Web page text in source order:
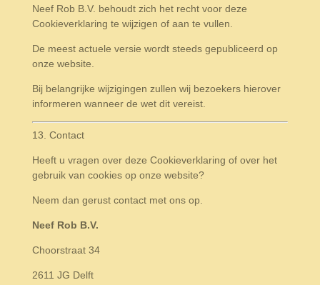
Neef Rob B.V. behoudt zich het recht voor deze
Cookieverklaring te wijzigen of aan te vullen.
De meest actuele versie wordt steeds gepubliceerd op
onze website.
Bij belangrijke wijzigingen zullen wij bezoekers hierover
informeren wanneer de wet dit vereist.
13. Contact
Heeft u vragen over deze Cookieverklaring of over het
gebruik van cookies op onze website?
Neem dan gerust contact met ons op.
Neef Rob B.V.
Choorstraat 34
2611 JG Delft